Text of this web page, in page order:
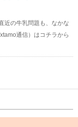
近の牛乳問題も、なかな
通信）はコチラから